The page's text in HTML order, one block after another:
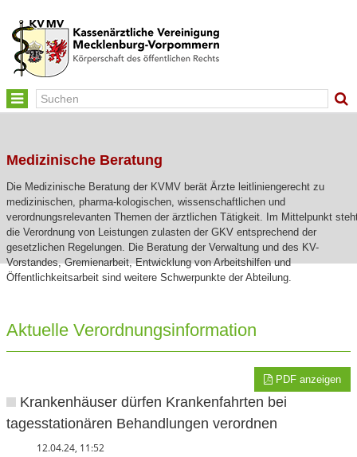
Toggle
navigation
Medizinische Beratung
Die Medizinische Beratung der KVMV berät Ärzte leitliniengerecht zu
medizinischen, pharma-kologischen, wissenschaftlichen und
verordnungsrelevanten Themen der ärztlichen Tätigkeit. Im Mittelpunkt
die Verordnung von Leistungen zulasten der GKV entsprechend der
gesetzlichen Regelungen. Die Beratung der Verwaltung und des KV-
Vorstandes, Gremienarbeit, Entwicklung von Arbeitshilfen und
Öffentlichkeitsarbeit sind weitere Schwerpunkte der Abteilung.
Aktuelle Verordnungsinformation
PDF anzeigen
Krankenhäuser dürfen Krankenfahrten bei
tagesstationären Behandlungen verordnen
12.04.24, 11:52